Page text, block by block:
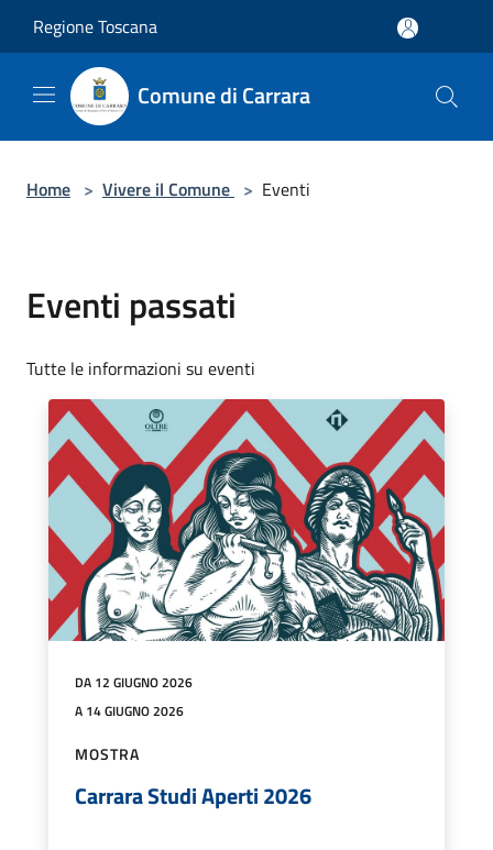
Regione Toscana
Comune di Carrara
Home > Vivere il Comune > Eventi
Eventi passati
Tutte le informazioni su eventi
DA 12 GIUGNO 2026
A 14 GIUGNO 2026
MOSTRA
Carrara Studi Aperti 2026